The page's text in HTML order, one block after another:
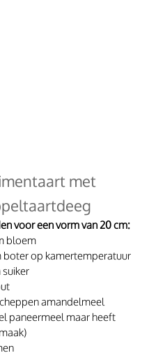
met
voor een vorm van 20 cm:
bloem
boter op kamertemperatuur
suiker
amandelmeel
paneermeel maar heeft